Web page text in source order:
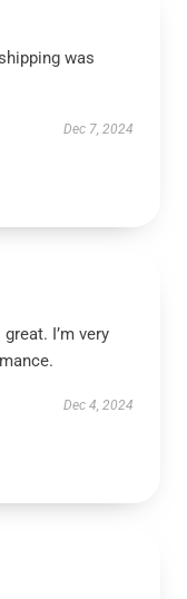
was
Dec 7, 2024
I’m very
Dec 4, 2024